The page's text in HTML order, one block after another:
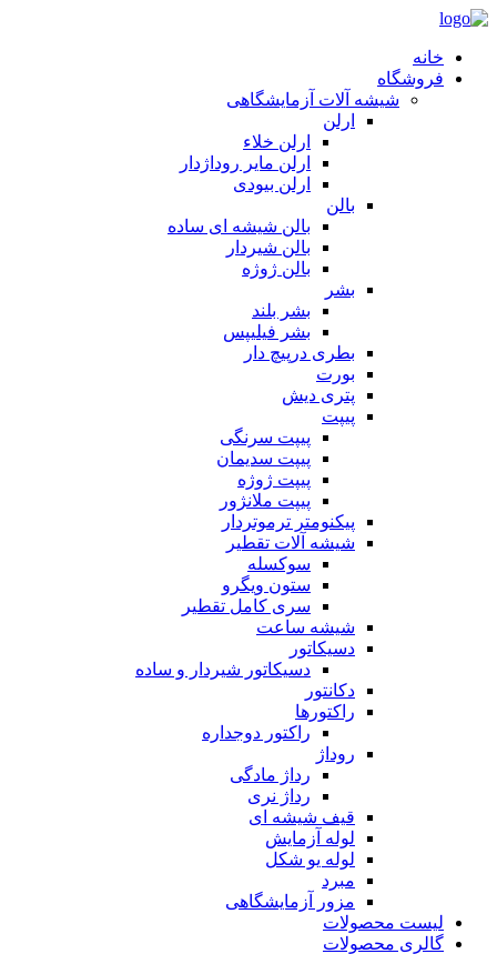
خانه
فروشگاه
شیشه آلات آزمایشگاهی
ارلن
ارلن خلاء
ارلن مایر روداژدار
ارلن بیودی
بالن
بالن شیشه ای ساده
بالن شیردار
بالن ژوژه
بشر
بشر بلند
بشر فیلیپس
بطری درپیچ دار
بورت
پتری دیش
پیپت
پیپت سرنگی
پیپت سدیمان
پیپت ژوژه
پیپت ملانژور
پیکنومتر ترموتردار
شیشه آلات تقطیر
سوکسله
ستون ویگرو
سری کامل تقطیر
شیشه ساعت
دسیکاتور
دسیکاتور شیردار و ساده
دکانتور
راکتورها
راکتور دوجداره
روداژ
رداژ مادگی
رداژ نری
قیف شیشه ای
لوله آزمایش
لوله یو شکل
مبرد
مزور آزمایشگاهی
لیست محصولات
گالری محصولات